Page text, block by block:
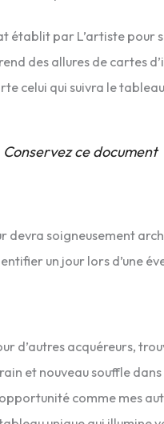
établit par L’artiste pour
des allures de cartes
celui qui suivra le
Conservez ce document
devra soigneusement
un jour lors d’une
d’autres acquéreurs,
et nouveau souffle
comme mes